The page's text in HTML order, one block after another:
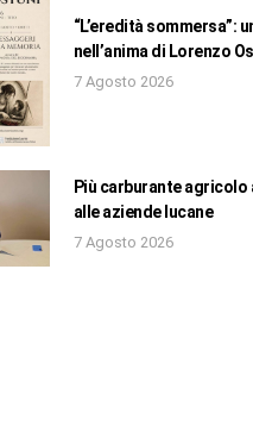
“L’eredità sommersa”:
nell’anima di Lorenzo
7 Agosto 2026
Più carburante
alle aziende lucane
7 Agosto 2026